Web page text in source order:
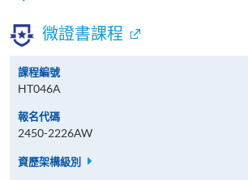
微證書課程
課程編號
HT046A
報名代碼
2450-2226AW
資歷架構級別